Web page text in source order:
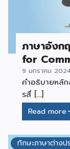
ภาษาอังก
for
9 มกราคม
คำอธิบายหลั
รสื่ […]
Read more
ทักษะภาษาต่างป